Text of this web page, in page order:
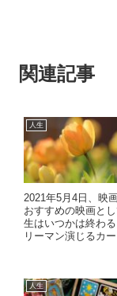
関連記事
人生
2021年5月4日、映
おすすめの映画と
生はいつかは終わ
リーマン演じるカ
人生